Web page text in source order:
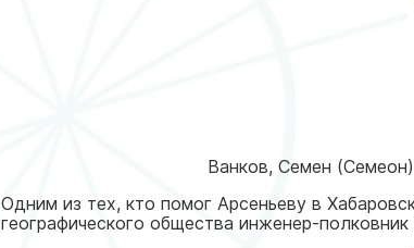
Ванков, Семен
Одним из тех, кто помог Арсеньеву в
географического общества инженер-